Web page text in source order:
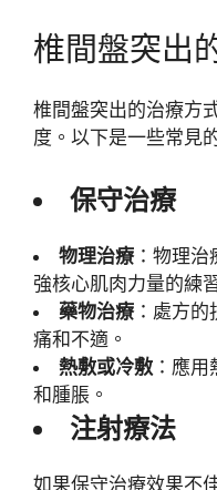
椎間盤突出
椎間盤突出的治療方
度。以下是一些常見
保守治療
物理治療：物理治
強核心肌肉力量的練
藥物治療：處方的
痛和不適。
熱敷或冷敷 ：應
和腫脹。
注射療法
如果保守治療效果不